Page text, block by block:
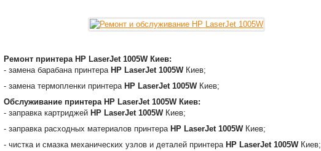
Ремонт принтера HP LaserJet 1005WКиев:
- замена барабана принтера HP LaserJet 1005WКиев;
- замена термопленки принтера HP LaserJet 1005WКиев;
Обслуживание принтера HP LaserJet 1005WКиев:
- заправка картриджей HP LaserJet 1005WКиев;
- заправка расходных материалов принтера HP LaserJet 1005WКиев;
- чистка и смазка механических узлов и деталей принтера HP LaserJet 1005WКиев;